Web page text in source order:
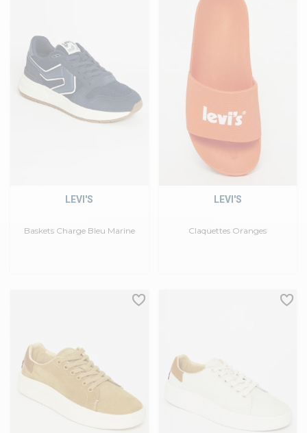
Baskets Charge Bleu Marine
LEVI'S
Claquettes Oranges
LEVI'S